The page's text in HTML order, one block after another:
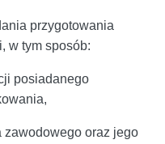
przygotowania
w tym sposób:
posiadanego
zawodowego oraz jego